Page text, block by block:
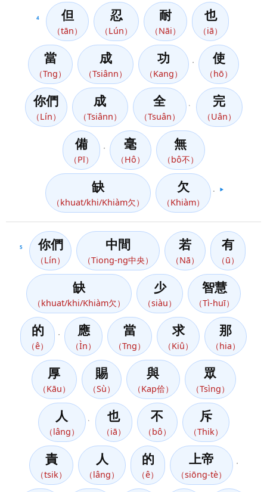
4 但
（tān）
忍
（Lún）
耐
（Nāi）
也
（iā）
當
（Tng）
成
（Tsiânn）
功
（Kang）
使
（hō）
你們
（Lín）
成
（Tsiânn）
全
（Tsuân）
完
（Uân）
備
（Pī）
毫
（Hô）
無
（bô不）
缺
（khuat/khi/Khiàm欠）
欠
（Khiàm）
▶️
5 你們
（Lín）
中間
（Tiong-ng中央）
若
（Nā）
有
（ū）
缺
（khuat/khi/Khiàm欠）
少
（siàu）
智慧
（Tì-huī）
的
（ê）
應
（Ìn）
當
（Tng）
求
（Kiû）
那
（hia）
厚
（Kāu）
賜
（Sù）
與
（Kap佮）
眾
（Tsìng）
人
（lâng）
也
（iā）
不
（bô）
斥
（Thik）
責
（tsik）
人
（lâng）
的
（ê）
上帝
（siōng-tè）